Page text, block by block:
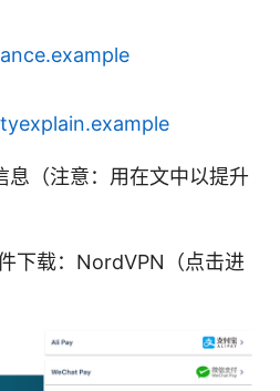
息（注意：用在文中以提升
下载：NordVPN（点击进